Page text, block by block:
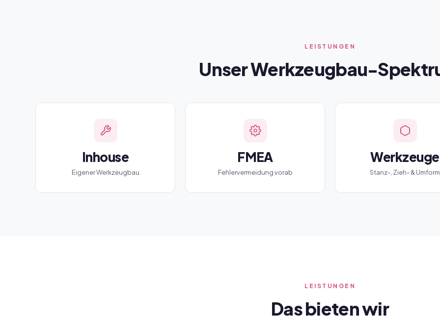
LEISTUNGEN
Unser Werkzeugbau-
Inhouse
Eigener Werkzeugbau
FMEA
Fehlervermeidung vorab
Werkzeuge
Stanz-, Zieh- & Umform
LEISTUNGEN
Das bieten wir